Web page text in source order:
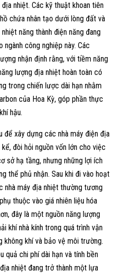
nhiệt. Các kỹ thuật khoan tiên
chứa nhân tạo dưới lòng đất và
năng thành điện năng đang
công nghiệp này. Các
nhận định rằng, với tiềm năng
lượng địa nhiệt hoàn toàn có
trong chiến lược dài hạn nhằm
của Hoa Kỳ, góp phần thực
hậu.
để xây dựng các nhà máy điện địa
đòi hỏi nguồn vốn lớn cho việc
sở hạ tầng, nhưng những lợi ích
thể phủ nhận. Sau khi đi vào hoạt
nhà máy địa nhiệt thường tương
thuộc vào giá nhiên liệu hóa
đây là một nguồn năng lượng
khí nhà kính trong quá trình vận
không khí và bảo vệ môi trường.
quả chi phí dài hạn và tính bền
nhiệt đang trở thành một lựa